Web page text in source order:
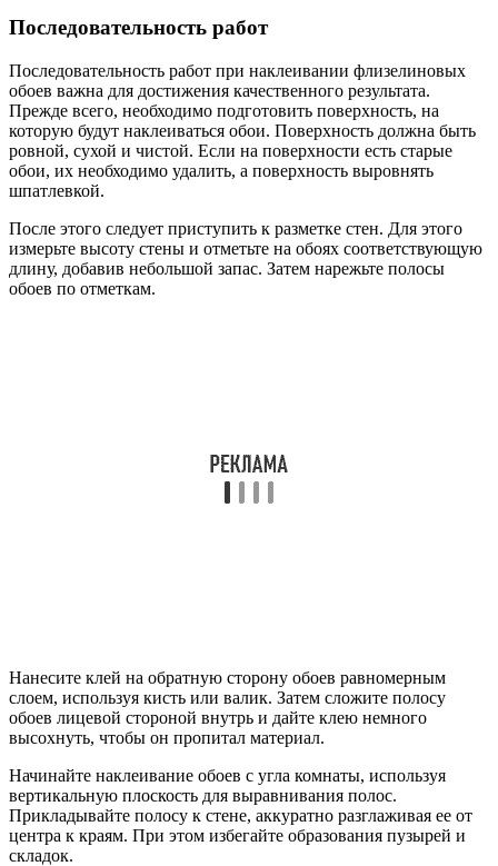
Последовательность работ
Последовательность работ при наклеивании флизелиновых
обоев важна для достижения качественного результата.
Прежде всего, необходимо подготовить поверхность, на
которую будут наклеиваться обои. Поверхность должна быть
ровной, сухой и чистой. Если на поверхности есть старые
обои, их необходимо удалить, а поверхность выровнять
шпатлевкой.
После этого следует приступить к разметке стен. Для этого
измерьте высоту стены и отметьте на обоях соответствующую
длину, добавив небольшой запас. Затем нарежьте полосы
обоев по отметкам.
Нанесите клей на обратную сторону обоев равномерным
слоем, используя кисть или валик. Затем сложите полосу
обоев лицевой стороной внутрь и дайте клею немного
высохнуть, чтобы он пропитал материал.
Начинайте наклеивание обоев с угла комнаты, используя
вертикальную плоскость для выравнивания полос.
Прикладывайте полосу к стене, аккуратно разглаживая ее от
центра к краям. При этом избегайте образования пузырей и
складок.